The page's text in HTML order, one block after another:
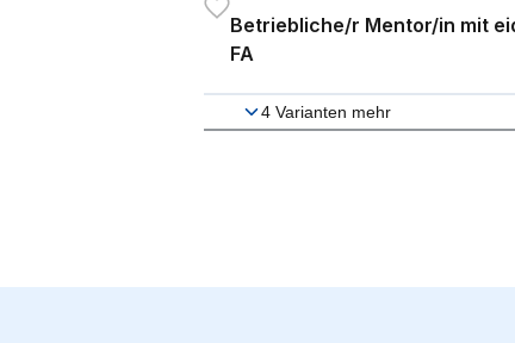
Betriebliche/r Mentor/in mit
FA
4 Varianten mehr